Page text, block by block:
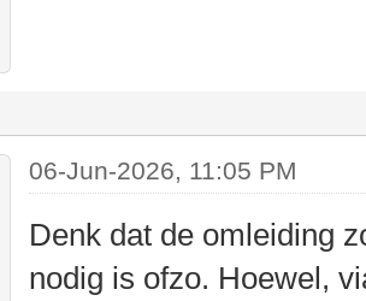
06-Jun-2026, 11:05 PM
Denk dat de omleiding
nodig is ofzo. Hoewel,